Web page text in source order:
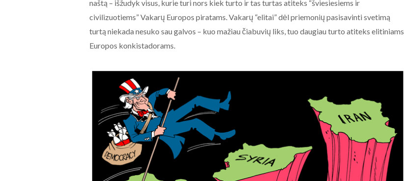
naštą – išžudyk visus, kurie turi nors kiek turto ir tas turtas atiteks “šviesiesiems ir
civilizuotiems” Vakarų Europos piratams. Vakarų “elitai” dėl priemonių pasisavinti svetimą
turtą niekada nesuko sau galvos – kuo mažiau čiabuvių liks, tuo daugiau turto atiteks elitiniams
Europos konkistadorams.